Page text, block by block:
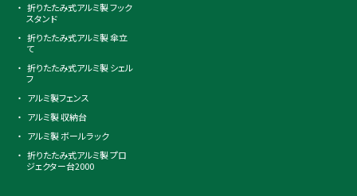
折りたたみ式アルミ製 フック
スタンド
折りたたみ式アルミ製 傘立
て
折りたたみ式アルミ製 シェル
フ
アルミ製フェンス
アルミ製 収納台
アルミ製 ボールラック
折りたたみ式アルミ製 プロ
ジェクター台2000